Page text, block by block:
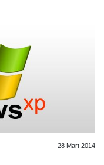
28 Mart 2014